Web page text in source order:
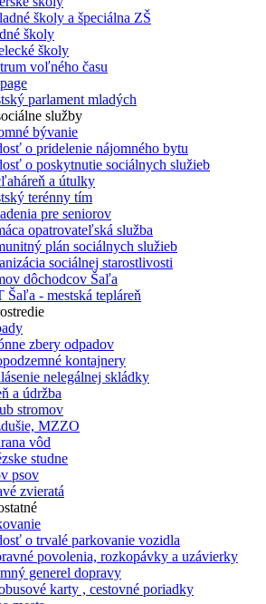
školy a špeciálna ZŠ
školy
školy
voľného času
parlament mladých
služby
bývanie
o pridelenie nájomného bytu
o poskytnutie sociálnych služieb
a útulky
terénny tím
pre seniorov
opatrovateľská služba
plán sociálnych služieb
sociálnej starostlivosti
dôchodcov Šaľa
Šaľa - mestská tepláreň
zbery odpadov
kontajnery
nelegálnej skládky
a údržba
stromov
MZZO
vôd
studne
psov
zvieratá
o trvalé parkovanie vozidla
povolenia, rozkopávky a uzávierky
generel dopravy
karty , cestovné poriadky